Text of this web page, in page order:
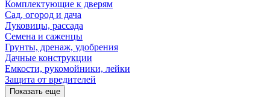
Комплектующие к дверям
Сад, огород и дача
Луковицы, рассада
Семена и саженцы
Грунты, дренаж, удобрения
Дачные конструкции
Емкости, рукомойники, лейки
Защита от вредителей
Показать еще